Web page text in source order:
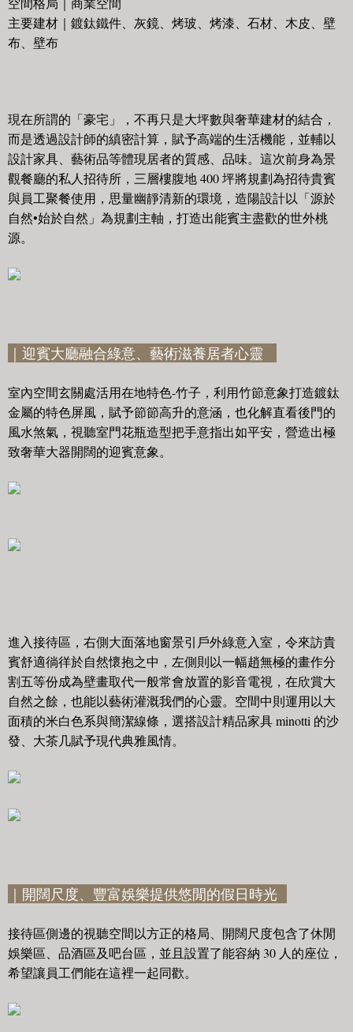
主要建材｜鍍鈦鐵件、灰鏡、烤玻、烤漆、石材、木皮、壁
布、壁布
現在所謂的「豪宅」，不再只是大坪數與奢華建材的結合，
而是透過設計師的縝密計算，賦予高端的生活機能，並輔以
設計家具、藝術品等體現居者的質感、品味。這次前身為景
觀餐廳的私人招待所，三層樓腹地 400 坪將規劃為招待貴賓
與員工聚餐使用，思量幽靜清新的環境，造陽設計以「源於
自然•始於自然」為規劃主軸，打造出能賓主盡歡的世外桃
源。
｜迎賓大廳融合綠意、藝術滋養居者心靈
室內空間玄關處活用在地特色-竹子，利用竹節意象打造鍍鈦
金屬的特色屏風，賦予節節高升的意涵，也化解直看後門的
風水煞氣，視聽室門花瓶造型把手意指出如平安，營造出極
致奢華大器開闊的迎賓意象。
進入接待區，右側大面落地窗景引戶外綠意入室，令來訪貴
賓舒適徜徉於自然懷抱之中，左側則以一幅趙無極的畫作分
割五等份成為壁畫取代一般常會放置的影音電視，在欣賞大
自然之餘，也能以藝術灌溉我們的心靈。空間中則運用以大
面積的米白色系與簡潔線條，選搭設計精品家具 minotti 的沙
發、大茶几賦予現代典雅風情。
｜開闊尺度、豐富娛樂提供悠閒的假日時光
接待區側邊的視聽空間以方正的格局、開闊尺度包含了休閒
娛樂區、品酒區及吧台區，並且設置了能容納 30 人的座位，
希望讓員工們能在這裡一起同歡。